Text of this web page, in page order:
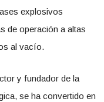
explosivos
de operación a altas
al vacío.
y fundador de la
se ha convertido en